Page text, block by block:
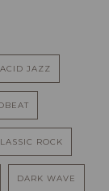
ACID JAZZ
ROCK
DARK WAVE